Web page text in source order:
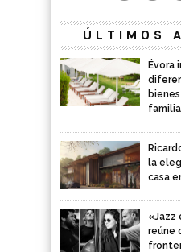
ÚLTIMOS
Évora
familia
la
casa
«Jazz
reúne